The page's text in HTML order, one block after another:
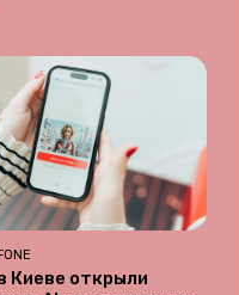
Киеве открыли